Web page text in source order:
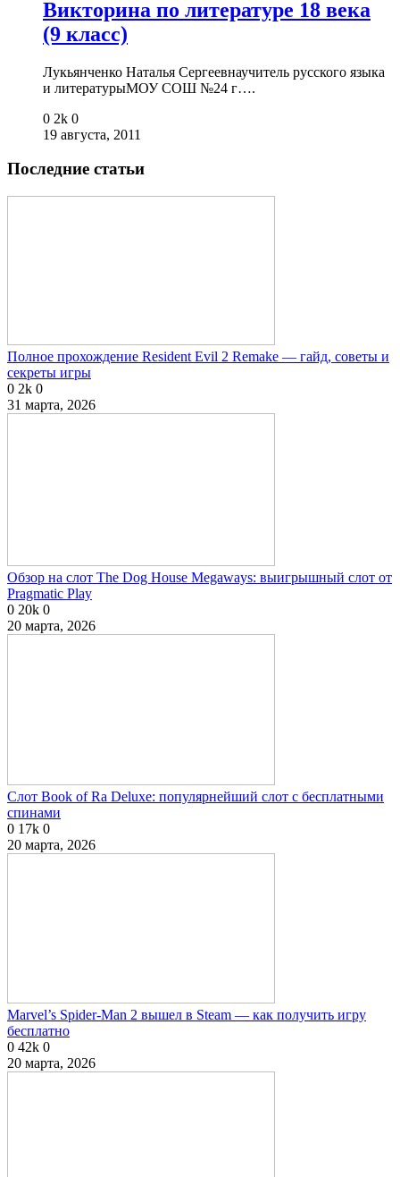
Викторина по литературе 18 века
(9 класс)
Лукьянченко Наталья Сергеевнаучитель русского языка
и литературыМОУ СОШ №24 г….
0 2k 0
19 августа, 2011
Последние статьи
Полное прохождение Resident Evil 2 Remake — гайд, советы и
секреты игры
0 2k 0
31 марта, 2026
Обзор на слот The Dog House Megaways: выигрышный слот от
Pragmatic Play
0 20k 0
20 марта, 2026
Слот Book of Ra Deluxe: популярнейший слот с бесплатными
спинами
0 17k 0
20 марта, 2026
Marvel’s Spider-Man 2 вышел в Steam — как получить игру
бесплатно
0 42k 0
20 марта, 2026